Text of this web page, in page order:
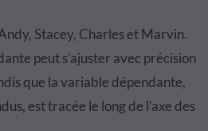
Stacey, Charles et Marvin.
peut s'ajuster avec précision
que la variable dépendante,
est tracée le long de l'axe des